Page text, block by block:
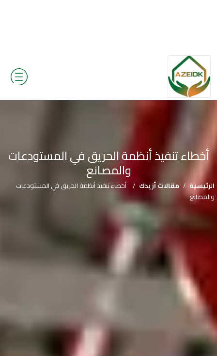
أخطاء تنفيذ أنظمة الحريق في المستودعات
والمصانع
الرئيسية / مقالات أزيدك / أخطاء تنفيذ أنظمة الحريق في المستودعات
والمصانع